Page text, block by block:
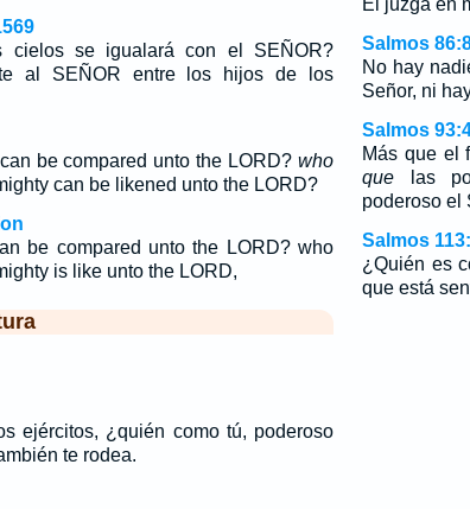
cielos se igualará con el SEÑOR?
al SEÑOR entre los hijos de los
be compared unto the LORD? who
can be likened unto the LORD?
be compared unto the LORD? who
is like unto the LORD,
ejércitos, ¿quién como tú, poderoso
te rodea.
El juzga en
Salmos
No hay
Señor, ni
Salmos
Más que el
quelas
poderoso el
Salmos
¿Quién es
que está